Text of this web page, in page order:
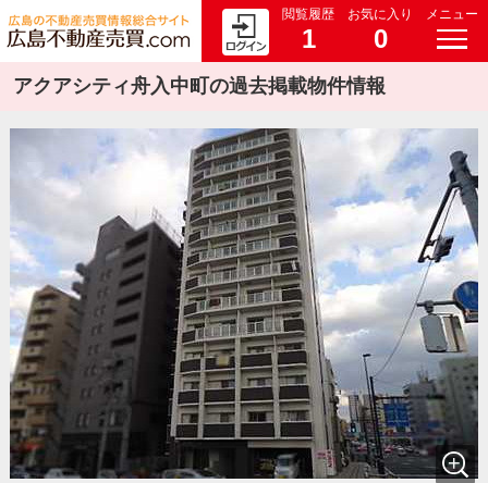
閲覧履歴
1
お気に入り
0
メニュー
アクアシティ舟入中町の過去掲載物件情報